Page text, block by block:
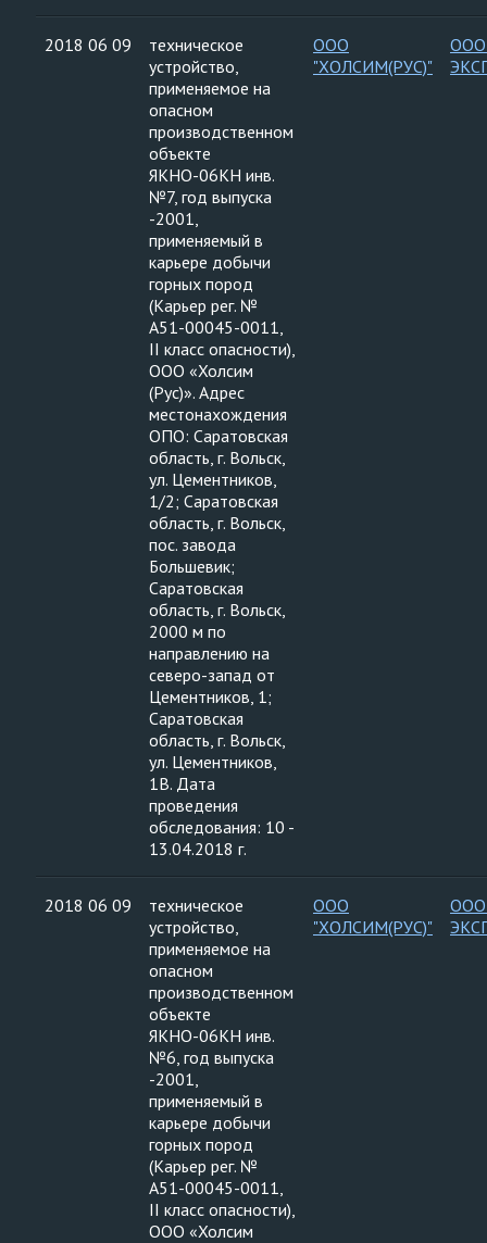
2018 06 09
техническое
устройство,
применяемое на
опасном
производственном
объекте
ЯКНО-06КН инв.
№7, год выпуска
-2001,
применяемый в
карьере добычи
горных пород
(Карьер рег. №
А51-00045-0011,
II класс опасности),
ООО «Холсим
(Рус)». Адрес
местонахождения
ОПО: Саратовская
область, г. Вольск,
ул. Цементников,
1/2; Саратовская
область, г. Вольск,
пос. завода
Большевик;
Саратовская
область, г. Вольск,
2000 м по
направлению на
северо-запад от
Цементников, 1;
Саратовская
область, г. Вольск,
ул. Цементников,
1В. Дата
проведения
обследования: 10 -
13.04.2018 г.
ООО
"ХОЛСИМ(РУС)"
ООО
2018 06 09
техническое
устройство,
применяемое на
опасном
производственном
объекте
ЯКНО-06КН инв.
№6, год выпуска
-2001,
применяемый в
карьере добычи
горных пород
(Карьер рег. №
А51-00045-0011,
II класс опасности),
ООО «Холсим
ООО
"ХОЛСИМ(РУС)"
ООО